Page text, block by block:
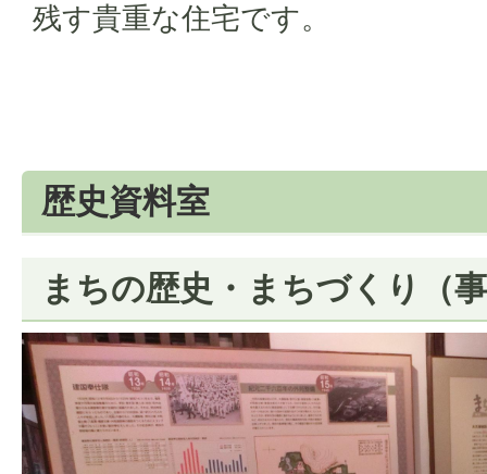
残す貴重な住宅です。
歴史資料室
まちの歴史・まちづくり（